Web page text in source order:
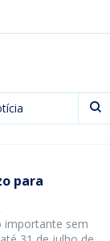
para
importante sem